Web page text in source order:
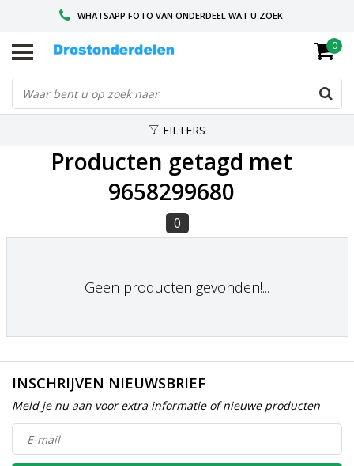
WHATSAPP FOTO VAN ONDERDEEL WAT U ZOEK
VOOR 16.00 BESTELD, VANDAAG VERZONDEN
GESPECIALISEERD PEUGEOT
0
FILTERS
Producten getagd met
9658299680
0
Geen producten gevonden!...
INSCHRIJVEN NIEUWSBRIEF
Meld je nu aan voor extra informatie of nieuwe producten